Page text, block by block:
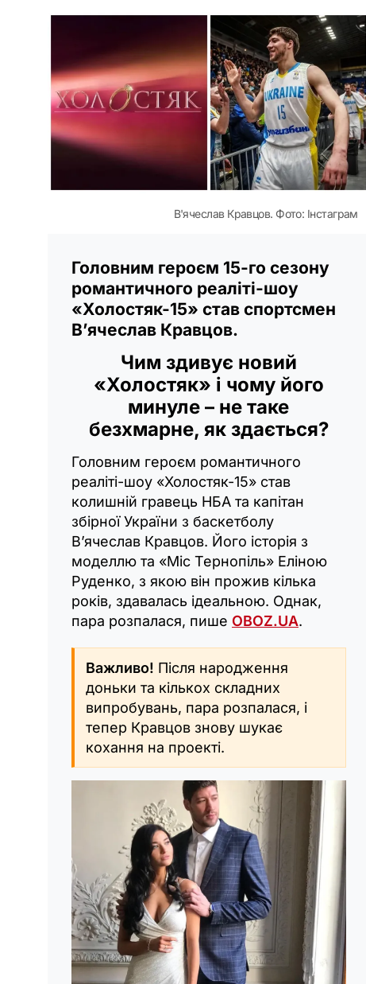
В'ячеслав Кравцов. Фото: Інстаграм
Головним героєм 15-го сезону
романтичного реаліті-шоу
«Холостяк-15» став спортсмен
В’ячеслав Кравцов.
Чим здивує новий
«Холостяк» і чому його
минуле – не таке
безхмарне, як здається?
Головним героєм романтичного
реаліті-шоу «Холостяк-15» став
колишній гравець НБА та капітан
збірної України з баскетболу
В’ячеслав Кравцов. Його історія з
моделлю та «Міс Тернопіль» Еліною
Руденко, з якою він прожив кілька
років, здавалась ідеальною. Однак,
пара розпалася, пише OBOZ.UA.
Важливо! Після народження
доньки та кількох складних
випробувань, пара розпалася, і
тепер Кравцов знову шукає
кохання на проекті.